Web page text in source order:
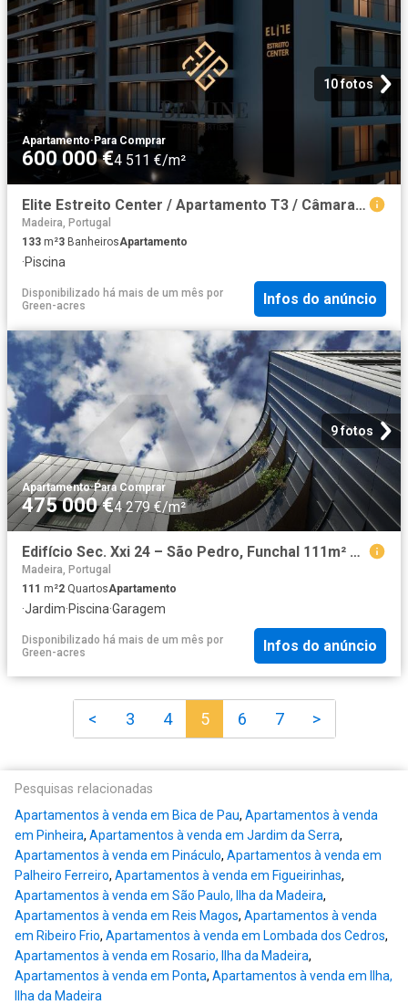
10 fotos
Apartamento· Para Comprar
600 000 €4 511 €/m²
Elite Estreito Center / Apartamento T3 / Câmara de Lobos I. 133m² Estreito De Câmara De Lobos
Madeira, Portugal
133 m²3 BanheirosApartamento
·Piscina
Disponibilizado há mais de um mês por
Green-acres
Infos do anúncio
9 fotos
Apartamento·Para Comprar
475 000 €4 279 €/m²
Edifício Sec. Xxi 24 – São Pedro, Funchal 111m² São Pedro Funchal
Madeira, Portugal
111 m²2 QuartosApartamento
·Jardim·Piscina·Garagem
Disponibilizado há mais de um mês por
Green-acres
Infos do anúncio
< 3 4 5 6 7 >
Pesquisas relacionadas
Apartamentos à venda em Bica de Pau, Apartamentos à venda
em Pinheira, Apartamentos à venda em Jardim da Serra,
Apartamentos à venda em Pináculo, Apartamentos à venda em
Palheiro Ferreiro, Apartamentos à venda em Figueirinhas,
Apartamentos à venda em São Paulo, Ilha da Madeira,
Apartamentos à venda em Reis Magos, Apartamentos à venda
em Ribeiro Frio, Apartamentos à venda em Lombada dos Cedros,
Apartamentos à venda em Rosario, Ilha da Madeira,
Apartamentos à venda em Ponta, Apartamentos à venda em Ilha,
Ilha da Madeira